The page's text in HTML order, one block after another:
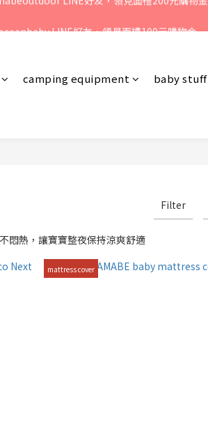
camping equipment baby stuff
Filter
悶熱，讓寶寶整夜保持涼爽舒適
mattress cover